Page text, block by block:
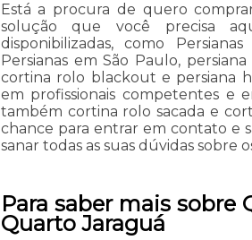
Está a procura de quero
solução que você precisa
disponibilizadas, como
Persianas em São Paulo,
cortina rolo blackout e persiana
em profissionais competentes e
também cortina rolo sacada e
chance para entrar em contato e
sanar todas as suas dúvidas sobre
Para saber mais sobre
Quarto Jaraguá